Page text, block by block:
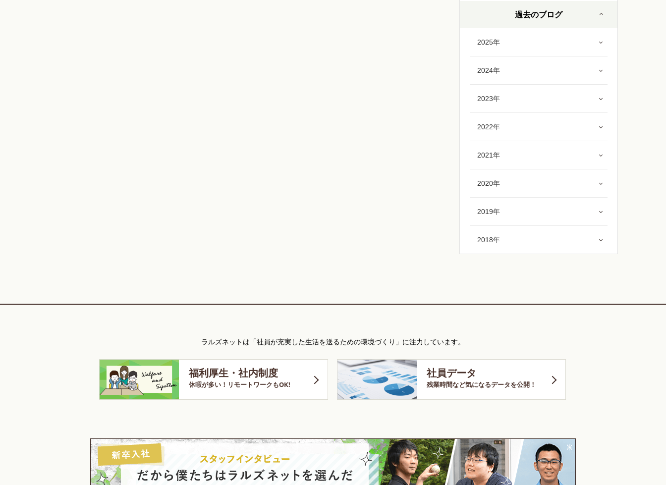
過去のブログ
2025年
2024年
2023年
2022年
2021年
2020年
2019年
2018年
ラルズネットは「社員が充実した生活を送るための環境づくり」に注力しています。
福利厚生・社内制度
休暇が多い！リモートワークもOK!
社員データ
残業時間など気になるデータを公開！